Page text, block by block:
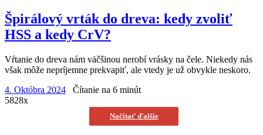
Špirálový vrták do dreva: kedy zvoliť
HSS a kedy CrV?
Vŕtanie do dreva nám väčšinou nerobí vrásky na čele. Niekedy nás
však môže nepríjemne prekvapiť, ale vtedy je už obvykle neskoro.
4. Októbra 2024
Čítanie na 6 minút
5828x
Načítať ďalšie